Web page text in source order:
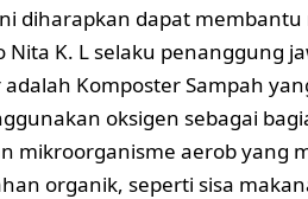
diharapkan dapat
Nita K. L selaku penanggung
Komposter Sampah
oksigen sebagai
mikroorganisme aerob yang
organik, seperti sisa